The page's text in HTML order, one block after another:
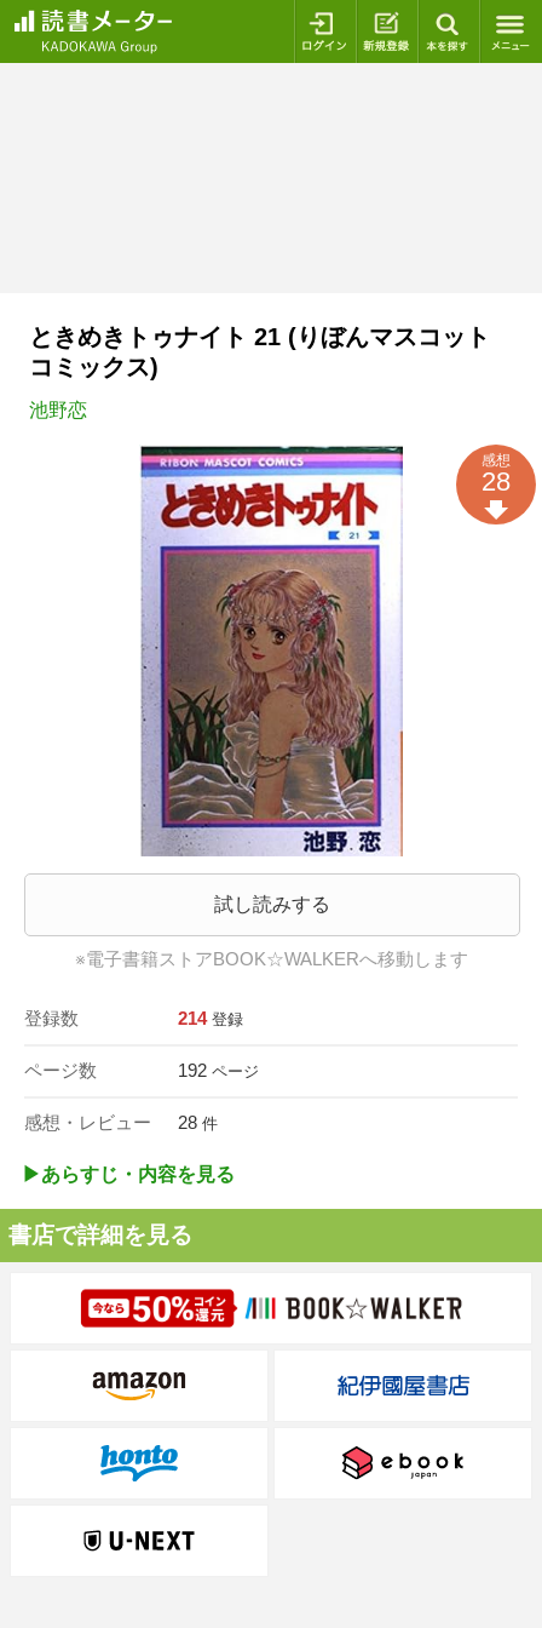
ログイン 新規登録
ときめきトゥナイト 21 (りぼんマスコット
コミックス)
池野恋
試し読みする
※電子書籍ストアBOOK☆WALKERへ移動します
登録数 214 登録
ページ数 192 ページ
感想・レビュー 28 件
感想
28
▶︎あらすじ・内容を見る
書店で詳細を見る